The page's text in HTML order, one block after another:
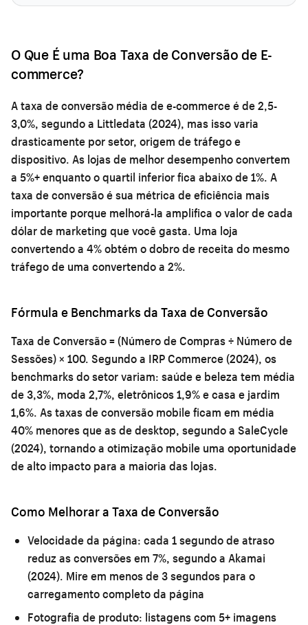
O Que É uma Boa Taxa de Conversão de E-
commerce?
A taxa de conversão média de e-commerce é de 2,5-
3,0%, segundo a Littledata (2024), mas isso varia
drasticamente por setor, origem de tráfego e
dispositivo. As lojas de melhor desempenho convertem
a 5%+ enquanto o quartil inferior fica abaixo de 1%. A
taxa de conversão é sua métrica de eficiência mais
importante porque melhorá-la amplifica o valor de cada
dólar de marketing que você gasta. Uma loja
convertendo a 4% obtém o dobro de receita do mesmo
tráfego de uma convertendo a 2%.
Fórmula e Benchmarks da Taxa de Conversão
Taxa de Conversão = (Número de Compras ÷ Número de
Sessões) × 100. Segundo a IRP Commerce (2024), os
benchmarks do setor variam: saúde e beleza tem média
de 3,3%, moda 2,7%, eletrônicos 1,9% e casa e jardim
1,6%. As taxas de conversão mobile ficam em média
40% menores que as de desktop, segundo a SaleCycle
(2024), tornando a otimização mobile uma oportunidade
de alto impacto para a maioria das lojas.
Como Melhorar a Taxa de Conversão
Velocidade da página: cada 1 segundo de atraso
reduz as conversões em 7%, segundo a Akamai
(2024). Mire em menos de 3 segundos para o
carregamento completo da página
Fotografia de produto: listagens com 5+ imagens